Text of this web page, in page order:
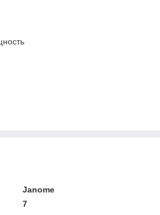
Janome
7